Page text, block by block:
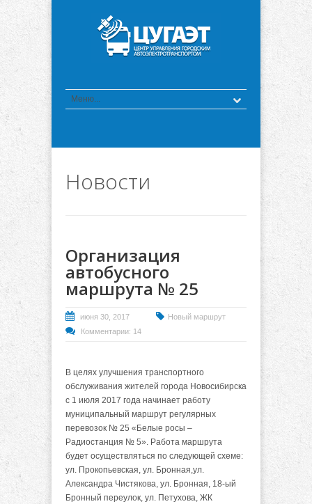
Новости
Организация
автобусного
маршрута № 25
июня 30, 2017
Новый маршрут
Комментарии: 14
В целях улучшения транспортного
обслуживания жителей города Новосибирска
с 1 июля 2017 года начинает работу
муниципальный маршрут регулярных
перевозок № 25 «Белые росы –
Радиостанция № 5». Работа маршрута
будет осуществляться по следующей схеме:
ул. Прокопьевская, ул. Бронная,ул.
Александра Чистякова, ул. Бронная, 18-ый
Бронный переулок, ул. Петухова, ЖК